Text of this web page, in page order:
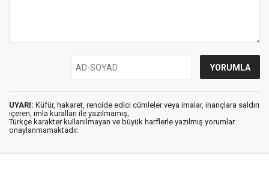
UYARI: Küfür, hakaret, rencide edici cümleler veya imalar, inançlara saldırı
içeren, imla kuralları ile yazılmamış,
Türkçe karakter kullanılmayan ve büyük harflerle yazılmış yorumlar
onaylanmamaktadır.